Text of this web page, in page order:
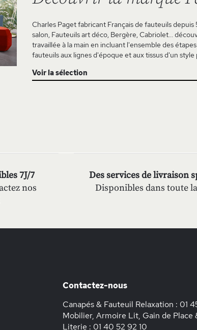
Charles Paget fabricant Français de fauteuils
salon, Fauteuils art déco, Bergère, Cabriolet...
travaillée à la main en incluant l'ensemble des
fauteuils aux lignes d'époque et aux tissus d'un
Voir la sélection
7J/7
nos
Des services de livraison
Disponibles dans toute
Contactez-nous
Canapés & Fauteuil Relaxation : 01
Mobilier, Armoire Lit, Gain de Place
Literie : 01 40 52 92 10